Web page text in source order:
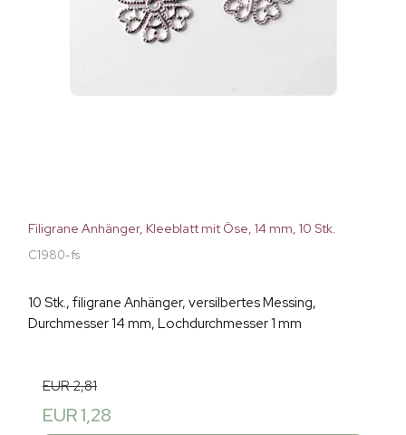
Filigrane Anhänger, Kleeblatt mit Öse, 14 mm, 10 Stk.
C1980-fs
10 Stk., filigrane Anhänger, versilbertes Messing,
Durchmesser 14 mm, Lochdurchmesser 1 mm
EUR 2,81
EUR 1,28